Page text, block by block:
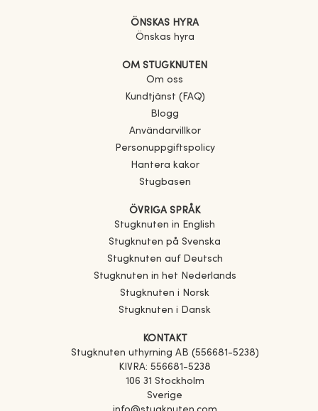
ÖNSKAS HYRA
Önskas hyra
OM STUGKNUTEN
Om oss
Kundtjänst (FAQ)
Blogg
Användarvillkor
Personuppgiftspolicy
Hantera kakor
Stugbasen
ÖVRIGA SPRÅK
Stugknuten in English
Stugknuten på Svenska
Stugknuten auf Deutsch
Stugknuten in het Nederlands
Stugknuten i Norsk
Stugknuten i Dansk
KONTAKT
Stugknuten uthyrning AB (556681-5238)
KIVRA: 556681-5238
106 31 Stockholm
Sverige